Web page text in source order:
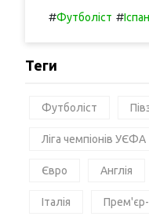
#Футболіст #
Теги
Футболіст
Ліга чемпіонів УЄФА
Євро Англія
Італія Прем'єр-